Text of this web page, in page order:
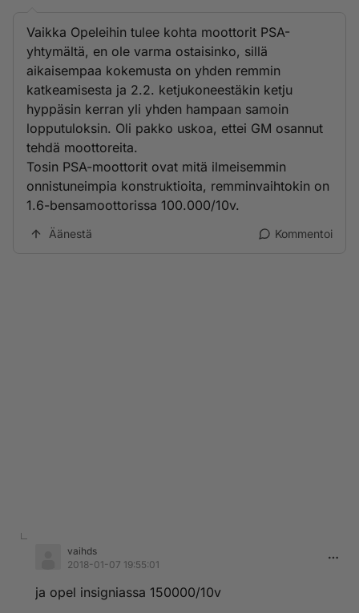
Vaikka Opeleihin tulee kohta moottorit PSA-
yhtymältä, en ole varma ostaisinko, sillä
aikaisempaa kokemusta on yhden remmin
katkeamisesta ja 2.2. ketjukoneestäkin ketju
hyppäsin kerran yli yhden hampaan samoin
lopputuloksin. Oli pakko uskoa, ettei GM osannut
tehdä moottoreita.
Tosin PSA-moottorit ovat mitä ilmeisemmin
onnistuneimpia konstruktioita, remminvaihtokin on
1.6-bensamoottorissa 100.000/10v.
Äänestä Kommentoi
vaihds
2018-01-07 19:55:01
ja opel insigniassa 150000/10v